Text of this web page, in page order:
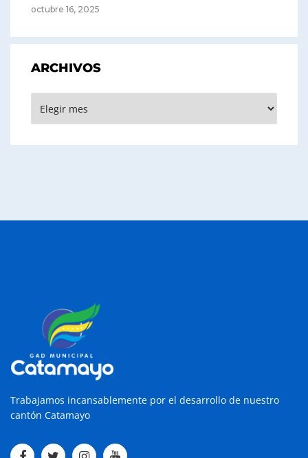
octubre 16, 2025
ARCHIVOS
Trabajamos incansablemente por el desarrollo de nuestro
cantón Catamayo